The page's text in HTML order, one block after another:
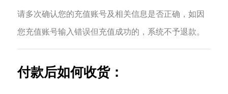
请多次确认您的充值账号及相关信息是否正确，如因
您充值账号输入错误但充值成功的，系统不予退款。
付款后如何收货：